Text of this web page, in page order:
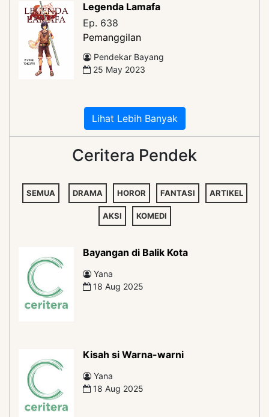
Legenda Lamafa
Ep. 638
Pemanggilan
Pendekar Bayang
25 May 2023
Lihat Lebih Banyak
Ceritera Pendek
SEMUA DRAMA HOROR FANTASI ARTIKEL
AKSI KOMEDI
Bayangan di Balik Kota
Yana
18 Aug 2025
Kisah si Warna-warni
Yana
18 Aug 2025